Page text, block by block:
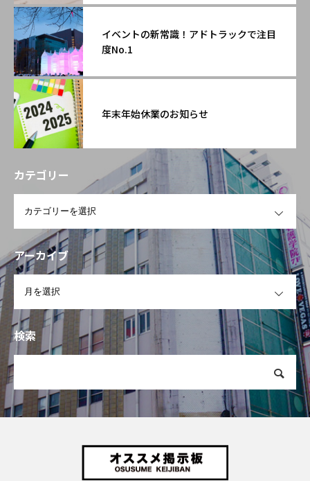
イベントの新常識！アドトラックで注目
度No.1
年末年始休業のお知らせ
カテゴリー
アーカイブ
検索